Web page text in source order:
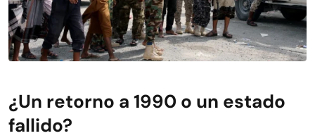
¿Un retorno a 1990 o un estado
fallido?